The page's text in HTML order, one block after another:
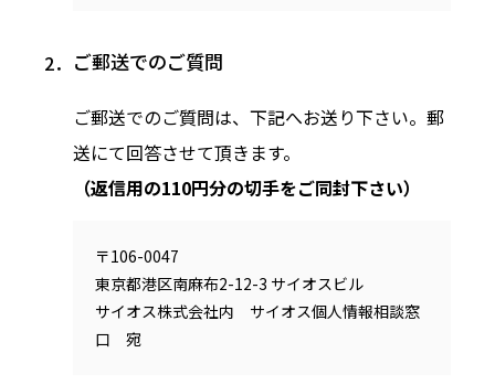
ご郵送でのご質問
ご郵送でのご質問は、下記へお送り下さい。郵
送にて回答させて頂きます。
（返信用の110円分の切手をご同封下さい）
〒106-0047
東京都港区南麻布2-12-3 サイオスビル
サイオス株式会社内 サイオス個人情報相談窓
口 宛